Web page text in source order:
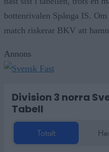
bottenrivalen Spånga IS.
match riskerar BKV att
Annons